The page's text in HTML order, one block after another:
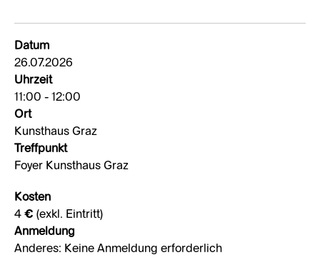
Datum
26.07.2026
Uhrzeit
11:00 - 12:00
Ort
Kunsthaus Graz
Treffpunkt
Foyer Kunsthaus Graz
Kosten
4 € (exkl. Eintritt)
Anmeldung
Anderes: Keine Anmeldung erforderlich